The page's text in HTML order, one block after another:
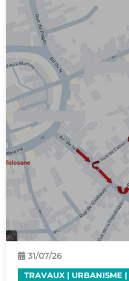
31/07/26
TRAVAUX | URBANISME |